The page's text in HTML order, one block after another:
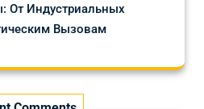
От Индустриальных
Вызовам